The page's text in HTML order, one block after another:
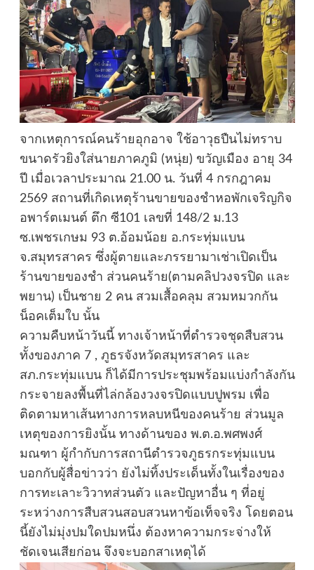
จากเหตุการณ์คนร้ายอุกอาจ ใช้อาวุธปืนไม่ทราบ
ขนาดรัวยิงใส่นายภาคภูมิ (หนุ่ย) ขวัญเมือง อายุ 34
ปี เมื่อเวลาประมาณ 21.00 น. วันที่ 4 กรกฎาคม
2569 สถานที่เกิดเหตุร้านขายของชำหอพักเจริญกิจ
อพาร์ตเมนต์ ตึก ซี101 เลขที่ 148/2 ม.13
ซ.เพชรเกษม 93 ต.อ้อมน้อย อ.กระทุ่มแบน
จ.สมุทรสาคร ซึ่งผู้ตายและภรรยามาเช่าเปิดเป็น
ร้านขายของชำ ส่วนคนร้าย(ตามคลิปวงจรปิด และ
พยาน) เป็นชาย 2 คน สวมเสื้อคลุม สวมหมวกกัน
น็อคเต็มใบ นั้น
ความคืบหน้าวันนี้ ทางเจ้าหน้าที่ตำรวจชุดสืบสวน
ทั้งของภาค 7 , ภูธรจังหวัดสมุทรสาคร และ
สภ.กระทุ่มแบน ก็ได้มีการประชุมพร้อมแบ่งกำลังกัน
กระจายลงพื้นที่ไล่กล้องวงจรปิดแบบปูพรม เพื่อ
ติดตามหาเส้นทางการหลบหนีของคนร้าย ส่วนมูล
เหตุของการยิงนั้น ทางด้านของ พ.ต.อ.พศพงศ์
มณฑา ผู้กำกับการสถานีตำรวจภูธรกระทุ่มแบน
บอกกับผู้สื่อข่าวว่า ยังไม่ทิ้งประเด็นทั้งในเรื่องของ
การทะเลาะวิวาทส่วนตัว และปัญหาอื่น ๆ ที่อยู่
ระหว่างการสืบสวนสอบสวนหาข้อเท็จจริง โดยตอน
นี้ยังไม่มุ่งปมใดปมหนึ่ง ต้องหาความกระจ่างให้
ชัดเจนเสียก่อน จึงจะบอกสาเหตุได้